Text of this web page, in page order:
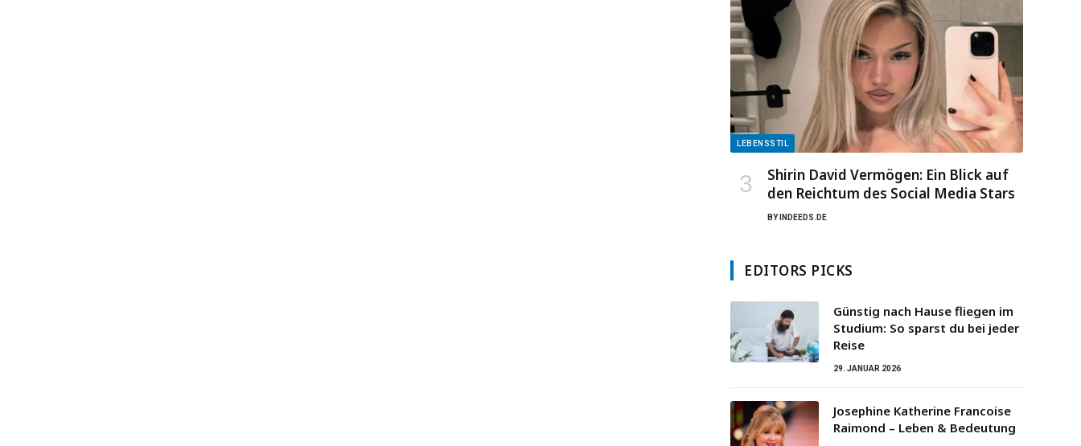
LEBENSSTIL
Shirin David Vermögen: Ein Blick auf
den Reichtum des Social Media Stars
BY INDEEDS.DE
EDITORS PICKS
Günstig nach Hause fliegen im
Studium: So sparst du bei jeder
Reise
29. JANUAR 2026
Josephine Katherine Francoise
Raimond – Leben & Bedeutung